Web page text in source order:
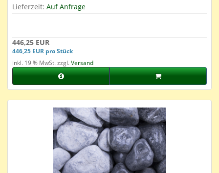
Lieferzeit: Auf Anfrage
446,25 EUR
446,25 EUR pro Stück
inkl. 19 % MwSt. zzgl.Versand